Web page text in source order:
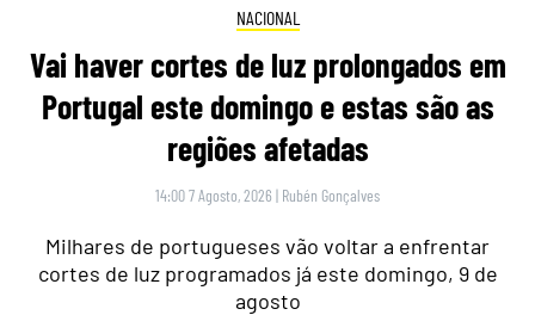
NACIONAL
Vai haver cortes de luz prolongados em
Portugal este domingo e estas são as
regiões afetadas
14:00 7 Agosto, 2026 | Rubén Gonçalves
Milhares de portugueses vão voltar a enfrentar
cortes de luz programados já este domingo, 9 de
agosto